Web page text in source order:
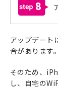
8
アップデート
合があります。
そのため、
し、自宅の